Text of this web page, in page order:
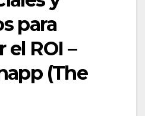
para
ROI –
(The